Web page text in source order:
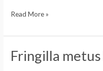
Read More »
Fringilla
Fringilla